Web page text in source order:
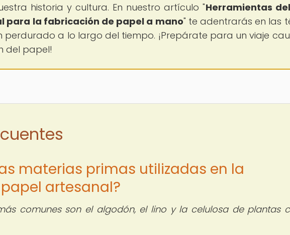
historia y cultura. En nuestro artículo "Herramientas
para la fabricación de papel a mano" te adentrarás en las
a lo largo del tiempo. ¡Prepárate para un viaje
del papel!
materias primas utilizadas en la
artesanal?
comunes son el algodón, el lino y la celulosa de plantas